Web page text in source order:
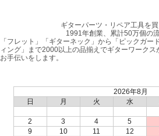
ギターパーツ・リペア工具を買
1991年創業、累計50万個の流
「フレット」「ギターネック」から「ピックガ
ィング」まで2000以上の品揃えでギターワーク
お手伝いをします。
2026年8月
日
月 火 水
2
3 4 5
9
10 11 12